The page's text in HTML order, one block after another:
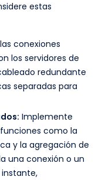
estas
conexiones
los servidores de
redundante
separadas para
Implemente
como la
y la agregación de
una conexión o un
instante,